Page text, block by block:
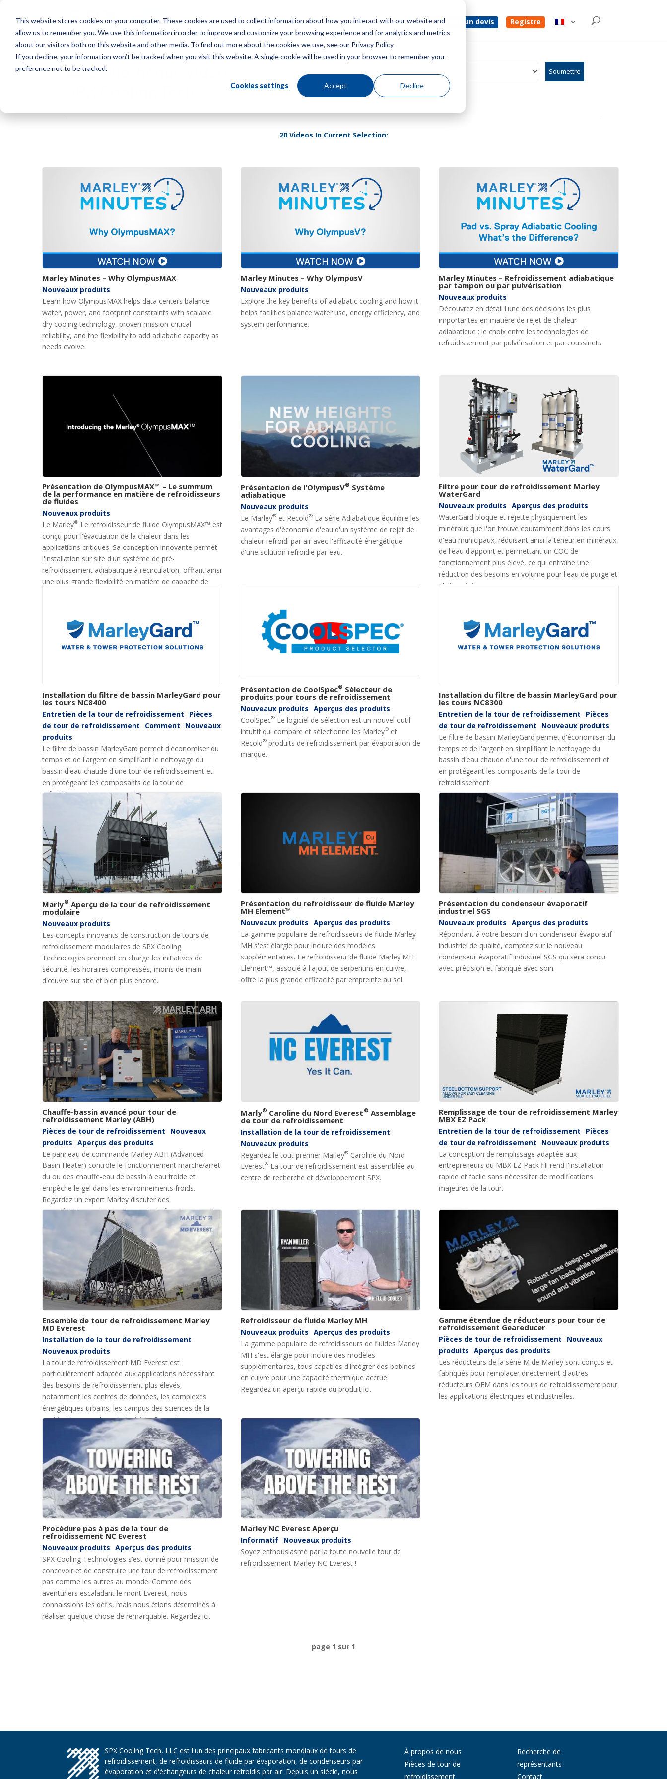
This website stores cookies on your computer. These cookies are used to collect information about how you interact with our website and
allow us to remember you. We use this information in order to improve and customize your browsing experience and for analytics and metrics
about our visitors both on this website and other media. To find out more about the cookies we use, see our Privacy Policy
If you decline, your information won’t be tracked when you visit this website. A single cookie will be used in your browser to remember your
preference not to be tracked.
Cookies settings Accept Decline
Menu Obtenez un devis Registre
Bibliothèque vidéo
20 Videos In Current Selection:
Marley Minutes – Why OlympusMAX
Nouveaux produits
Learn how OlympusMAX helps data centers balance
water, power, and footprint constraints with scalable
dry cooling technology, proven mission-critical
reliability, and the flexibility to add adiabatic capacity as
needs evolve.
Marley Minutes – Why OlympusV
Nouveaux produits
Explore the key benefits of adiabatic cooling and how it
helps facilities balance water use, energy efficiency, and
system performance.
Marley Minutes – Refroidissement adiabatique
par tampon ou par pulvérisation
Nouveaux produits
Découvrez en détail l'une des décisions les plus
importantes en matière de rejet de chaleur
adiabatique : le choix entre les technologies de
refroidissement par pulvérisation et par coussinets.
Présentation de OlympusMAX™ – Le summum
de la performance en matière de refroidisseurs
de fluides
Nouveaux produits
Le Marley®Le refroidisseur de fluide OlympusMAX™ est
conçu pour l'évacuation de la chaleur dans les
applications critiques. Sa conception innovante permet
l'installation sur site d'un système de pré-
refroidissement adiabatique à recirculation, offrant ainsi
une plus grande flexibilité en matière de capacité de
Présentation de l'OlympusV® Système
adiabatique
Nouveaux produits
Le Marley®et Recold® La série Adiabatique équilibre les
avantages d'économie d'eau d'un système de rejet de
chaleur refroidi par air avec l'efficacité énergétique
d'une solution refroidie par eau.
Filtre pour tour de refroidissement Marley
WaterGard
Nouveaux produits Aperçus des produits
WaterGard bloque et rejette physiquement les
minéraux que l'on trouve couramment dans les cours
d'eau municipaux, réduisant ainsi la teneur en minéraux
de l'eau d'appoint et permettant un COC de
fonctionnement plus élevé, ce qui entraîne une
réduction des besoins en volume pour l'eau de purge et
d'alimentation.
Installation du filtre de bassin MarleyGard pour
les tours NC8400
Entretien de la tour de refroidissement
Pièces
de tour de refroidissement
Comment
Nouveaux
produits
Le filtre de bassin MarleyGard permet d'économiser du
temps et de l'argent en simplifiant le nettoyage du
bassin d'eau chaude d'une tour de refroidissement et
en protégeant les composants de la tour de
refroidissement.
Présentation de CoolSpec® Sélecteur de
produits pour tours de refroidissement
Nouveaux produits Aperçus des produits
CoolSpec®Le logiciel de sélection est un nouvel outil
intuitif qui compare et sélectionne les Marley®et
Recold®produits de refroidissement par évaporation de
marque.
Installation du filtre de bassin MarleyGard pour
les tours NC8300
Entretien de la tour de refroidissement
Pièces
de tour de refroidissement
Nouveaux produits
Le filtre de bassin MarleyGard permet d'économiser du
temps et de l'argent en simplifiant le nettoyage du
bassin d'eau chaude d'une tour de refroidissement et
en protégeant les composants de la tour de
refroidissement.
Marly® Aperçu de la tour de refroidissement
modulaire
Nouveaux produits
Les concepts innovants de construction de tours de
refroidissement modulaires de SPX Cooling
Technologies prennent en charge les initiatives de
sécurité, les horaires compressés, moins de main
d'œuvre sur site et bien plus encore.
Présentation du refroidisseur de fluide Marley
MH Element™
Nouveaux produits Aperçus des produits
La gamme populaire de refroidisseurs de fluide Marley
MH s'est élargie pour inclure des modèles
supplémentaires. Le refroidisseur de fluide Marley MH
Element™, associé à l'ajout de serpentins en cuivre,
offre la plus grande efficacité par empreinte au sol.
Présentation du condenseur évaporatif
industriel SGS
Nouveaux produits Aperçus des produits
Répondant à votre besoin d'un condenseur évaporatif
industriel de qualité, comptez sur le nouveau
condenseur évaporatif industriel SGS qui sera conçu
avec précision et fabriqué avec soin.
Chauffe-bassin avancé pour tour de
refroidissement Marley (ABH)
Pièces de tour de refroidissement
Nouveaux
produits Aperçus des produits
Le panneau de commande Marley ABH (Advanced
Basin Heater) contrôle le fonctionnement marche/arrêt
du ou des chauffe-eau de bassin à eau froide et
empêche le gel dans les environnements froids.
Regardez un expert Marley discuter des
caractéristiques, des avantages et du fonctionnement
du panneau de commande de la tour de
refroidissement Marley Advanced Basin Heater.
Marly® Caroline du Nord Everest ® Assemblage
de tour de refroidissement
Installation de la tour de refroidissement
Nouveaux produits
Regardez le tout premier Marley®Caroline du Nord
Everest®La tour de refroidissement est assemblée au
centre de recherche et développement SPX.
Remplissage de tour de refroidissement Marley
MBX EZ Pack
Entretien de la tour de refroidissement
Pièces
de tour de refroidissement
Nouveaux produits
La conception de remplissage adaptée aux
entrepreneurs du MBX EZ Pack fill rend l'installation
rapide et facile sans nécessiter de modifications
majeures de la tour.
Ensemble de tour de refroidissement Marley
MD Everest
Installation de la tour de refroidissement
Nouveaux produits
La tour de refroidissement MD Everest est
particulièrement adaptée aux applications nécessitant
des besoins de refroidissement plus élevés,
notamment les centres de données, les complexes
énergétiques urbains, les campus des sciences de la
santé et les complexes industriels. Regardez
l'assemblage d'une nouvelle tour de refroidissement
modulaire Marley MD Everest dans cette vidéo.
Refroidisseur de fluide Marley MH
Nouveaux produits Aperçus des produits
La gamme populaire de refroidisseurs de fluides Marley
MH s'est élargie pour inclure des modèles
supplémentaires, tous capables d'intégrer des bobines
en cuivre pour une capacité thermique accrue.
Regardez un aperçu rapide du produit ici.
Gamme étendue de réducteurs pour tour de
refroidissement Geareducer
Pièces de tour de refroidissement
Nouveaux
produits Aperçus des produits
Les réducteurs de la série M de Marley sont conçus et
fabriqués pour remplacer directement d'autres
réducteurs OEM dans les tours de refroidissement pour
les applications électriques et industrielles.
Procédure pas à pas de la tour de
refroidissement NC Everest
Nouveaux produits Aperçus des produits
SPX Cooling Technologies s'est donné pour mission de
concevoir et de construire une tour de refroidissement
pas comme les autres au monde. Comme des
aventuriers escaladant le mont Everest, nous
connaissions les défis, mais nous étions déterminés à
réaliser quelque chose de remarquable. Regardez ici.
Marley NC Everest Aperçu
Informatif
Nouveaux produits
Soyez enthousiasmé par la toute nouvelle tour de
refroidissement Marley NC Everest !
page 1 sur 1
SPX Cooling Tech, LLC est l'un des principaux fabricants mondiaux de tours de
refroidissement, de refroidisseurs de fluide par évaporation, de condenseurs par
évaporation et d'échangeurs de chaleur refroidis par air. Depuis un siècle, nous
À propos de nous
Pièces de tour de
refroidissement
Recherche de
représentants
Contact